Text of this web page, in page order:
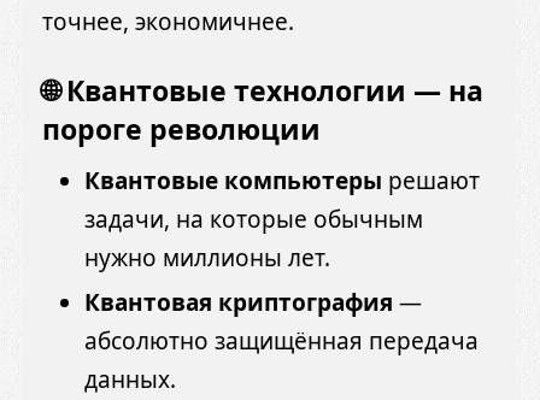
точнее, экономичнее.
🌐 Квантовые технологии — на
пороге революции
Квантовые компьютеры решают
задачи, на которые обычным
нужно миллионы лет.
Квантовая криптография —
абсолютно защищённая передача
данных.